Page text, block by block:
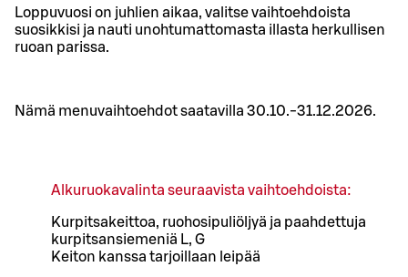
Loppuvuosi on juhlien aikaa, valitse vaihtoehdoista
suosikkisi ja nauti unohtumattomasta illasta herkullisen
ruoan parissa.
Nämä menuvaihtoehdot saatavilla 30.10.-31.12.2026.
Alkuruokavalinta seuraavista vaihtoehdoista:
Kurpitsakeittoa, ruohosipuliöljyä ja paahdettuja
kurpitsansiemeniä L, G
Keiton kanssa tarjoillaan leipää